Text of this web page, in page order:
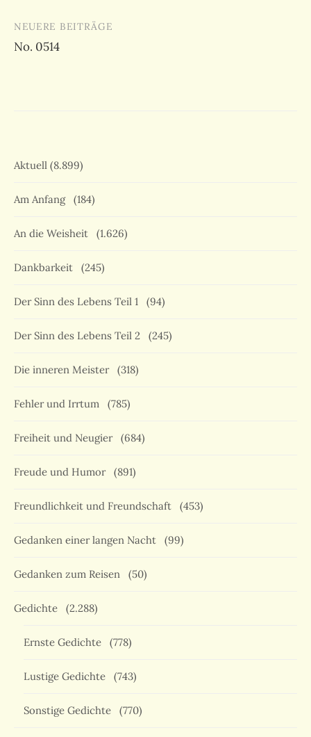
NEUERE BEITRÄGE
No. 0514
Aktuell (8.899)
Am Anfang (184)
An die Weisheit (1.626)
Dankbarkeit (245)
Der Sinn des Lebens Teil 1 (94)
Der Sinn des Lebens Teil 2 (245)
Die inneren Meister (318)
Fehler und Irrtum (785)
Freiheit und Neugier (684)
Freude und Humor (891)
Freundlichkeit und Freundschaft (453)
Gedanken einer langen Nacht (99)
Gedanken zum Reisen (50)
Gedichte (2.288)
Ernste Gedichte (778)
Lustige Gedichte (743)
Sonstige Gedichte (770)